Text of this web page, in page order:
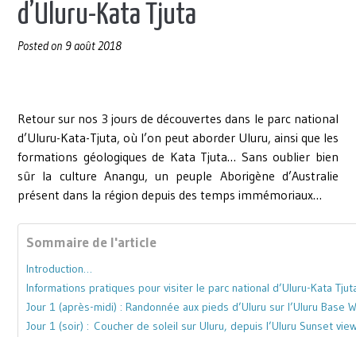
d’Uluru-Kata Tjuta
Posted on 9 août 2018
Retour sur nos 3 jours de découvertes dans le parc national
d’Uluru-Kata-Tjuta, où l’on peut aborder Uluru, ainsi que les
formations géologiques de Kata Tjuta… Sans oublier bien
sûr la culture Anangu, un peuple Aborigène d’Australie
présent dans la région depuis des temps immémoriaux…
Sommaire de l'article
Introduction…
Informations pratiques pour visiter le parc national d’Uluru-Kata
Jour 1 (après-midi) : Randonnée aux pieds d’Uluru sur l’Uluru Base
Jour 1 (soir) : Coucher de soleil sur Uluru, depuis l’Uluru Sunset